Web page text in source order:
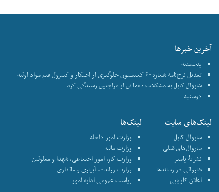
آخرین خبرها
پنجشنبه
تعدیل نرخ‌نامه شماره ۶۰ کمیسیون جلوگیری از احتکار و کنترول قیم مواد اولیه
شاروال کابل به مشکلات ده‌ها تن از مراجعین رسیدگی کرد
دوشنبه
لینک‌های سایت
شاروال کابل
شاروال‌های قبلی
نشریۀ پامیر
شاروالی در رسانه‌ها
اعلان کاریابی
لینک‌ها
وزارت امور داخله
وزارت مالیه
وزارت کار، امور اجتماعی، شهدا و معلولین
وزارت زراعت، آبیاری و مالداری
ریاست عمومی اداره امور